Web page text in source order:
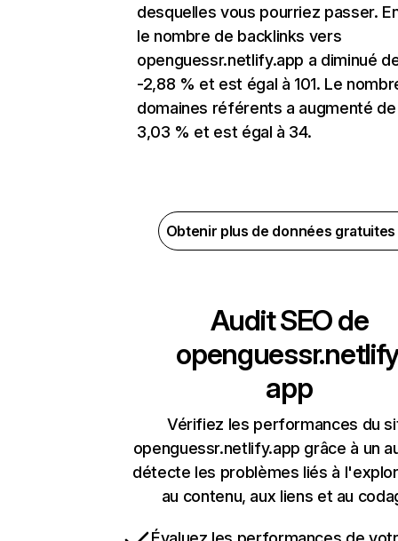
desquelles vous pourriez passer.
le nombre de backlinks vers
openguessr.netlify.app a diminué
-2,88 % et est égal à 101. Le
domaines référents a augmenté de
3,03 % et est égal à 34.
Obtenir plus de données
Audit SEO de
app
Vérifiez les performances du
openguessr.netlify.app grâce à un
détecte les problèmes liés à
au contenu, aux liens et au